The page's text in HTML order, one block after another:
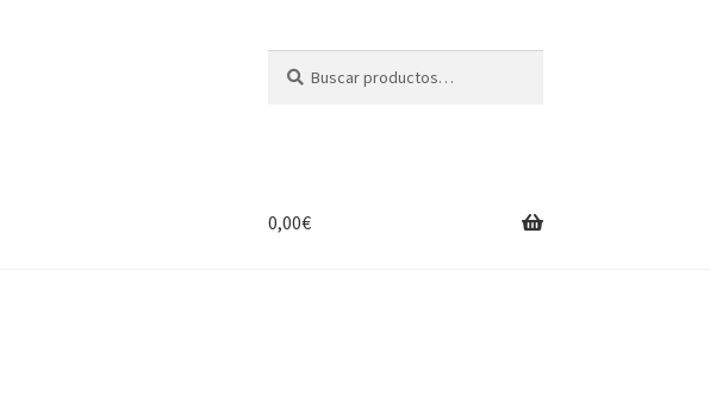
por:
0,00€